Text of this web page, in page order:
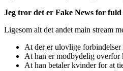
Jeg tror det er Fake News for
Ligesom alt det andet main stream
At der er ulovlige
At han er modbydelig overfor
At han betaler kvinder for at